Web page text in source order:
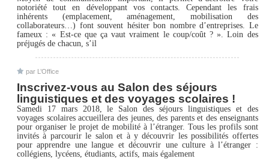
notoriété tout en développant vos contacts. Cependant les frais
inhérents (emplacement, aménagement, mobilisation des
collaborateurs…) font souvent hésiter bon nombre d’entreprises. Le
fameux : « Est-ce que ça vaut vraiment le coup/coût ? ». Loin des
préjugés de chacun, s’il
par L’Office
Inscrivez-vous au Salon des séjours
linguistiques et des voyages scolaires !
Samedi 17 mars 2018, le Salon des séjours linguistiques et des
voyages scolaires accueillera des jeunes, des parents et des enseignants
pour organiser le projet de mobilité à l’étranger. Tous les profils sont
invités à parcourir le salon et à y découvrir les possibilités offertes
pour apprendre une langue et découvrir une culture à l’étranger :
collégiens, lycéens, étudiants, actifs, mais également